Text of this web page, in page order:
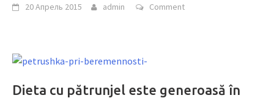
20 Апрель 2015 admin Comment
Dieta cu pătrunjel este generoasă în